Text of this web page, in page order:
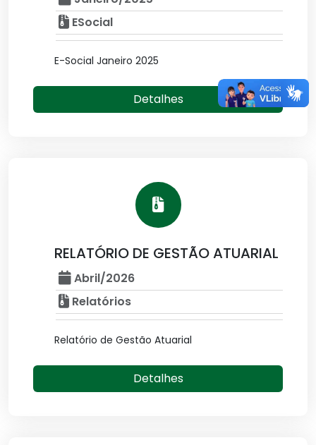
ESocial
E-Social Janeiro 2025
Detalhes
RELATÓRIO DE GESTÃO ATUARIAL
Abril/2026
Relatórios
Relatório de Gestão Atuarial
Detalhes